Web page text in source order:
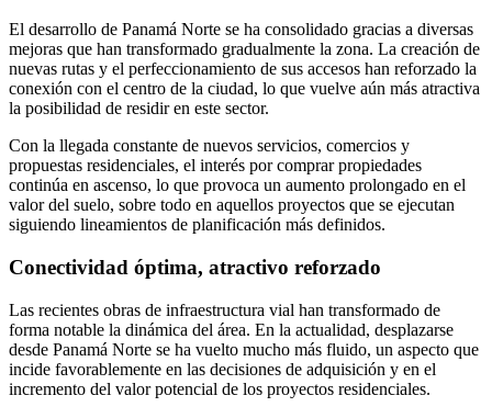
El desarrollo de Panamá Norte se ha consolidado gracias a diversas
mejoras que han transformado gradualmente la zona. La creación de
nuevas rutas y el perfeccionamiento de sus accesos han reforzado la
conexión con el centro de la ciudad, lo que vuelve aún más atractiva
la posibilidad de residir en este sector.
Con la llegada constante de nuevos servicios, comercios y
propuestas residenciales, el interés por comprar propiedades
continúa en ascenso, lo que provoca un aumento prolongado en el
valor del suelo, sobre todo en aquellos proyectos que se ejecutan
siguiendo lineamientos de planificación más definidos.
Conectividad óptima, atractivo reforzado
Las recientes obras de infraestructura vial han transformado de
forma notable la dinámica del área. En la actualidad, desplazarse
desde Panamá Norte se ha vuelto mucho más fluido, un aspecto que
incide favorablemente en las decisiones de adquisición y en el
incremento del valor potencial de los proyectos residenciales.